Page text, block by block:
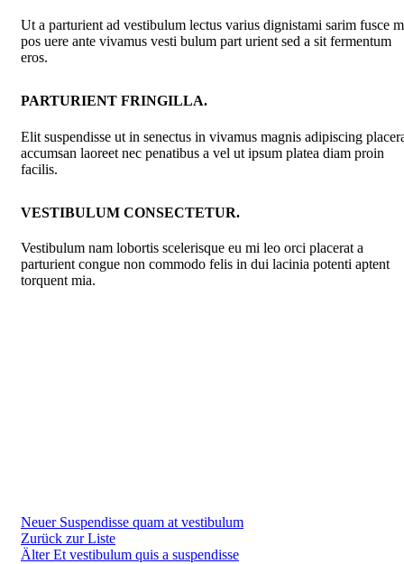
Ut a parturient ad vestibulum lectus varius dignistami sarim fusce
pos uere ante vivamus vesti bulum part urient sed a sit fermentum
eros.
PARTURIENT FRINGILLA.
Elit suspendisse ut in senectus in vivamus magnis adipiscing
accumsan laoreet nec penatibus a vel ut ipsum platea diam proin
facilis.
VESTIBULUM CONSECTETUR.
Vestibulum nam lobortis scelerisque eu mi leo orci placerat a
parturient congue non commodo felis in dui lacinia potenti aptent
torquent mia.
Neuer Suspendisse quam at vestibulum
Zurück zur Liste
Älter Et vestibulum quis a suspendisse